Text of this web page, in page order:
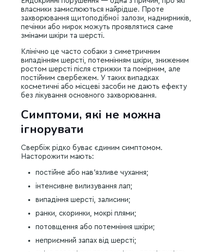
власники замислюються найрідше. Проте
захворювання щитоподібної залози, наднирників,
печінки або нирок можуть проявлятися саме
змінами шкіри та шерсті.
Клінічно це часто собаки з симетричним
випадінням шерсті, потемнінням шкіри, зниженим
ростом шерсті після стрижки та помірним, але
постійним свербежем. У таких випадках
косметичні або місцеві засоби не дають ефекту
без лікування основного захворювання.
Симптоми, які не можна
ігнорувати
Свербіж рідко буває єдиним симптомом.
Насторожити мають:
постійне або нав’язливе чухання;
інтенсивне вилизування лап;
випадіння шерсті, залисини;
ранки, скоринки, мокрі плями;
потовщення або потемніння шкіри;
неприємний запах від шерсті;